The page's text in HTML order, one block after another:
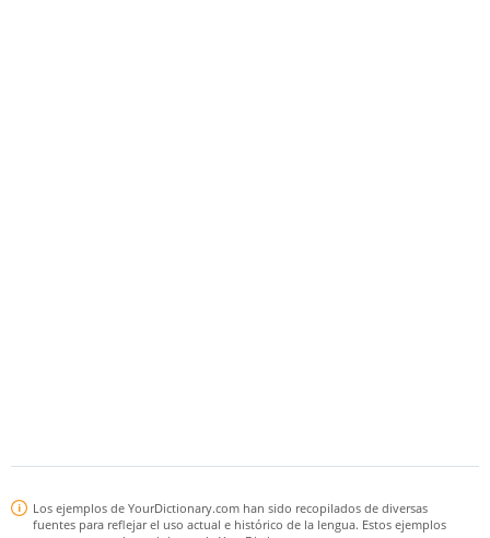
Los ejemplos de YourDictionary.com han sido recopilados de diversas
fuentes para reflejar el uso actual e histórico de la lengua. Estos ejemplos